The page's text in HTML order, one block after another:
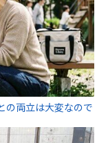
の両立は大変なので